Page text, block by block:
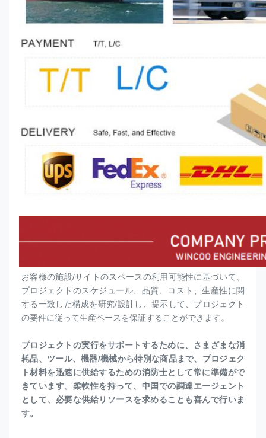
お客様の施設/サイトのスペースの利用可能性に基づいて、
プロジェクトのスケジュール、品質、コスト、生産性に関
する一致した構成を研究/設計し、提示して、プロジェクト
の要件に従って生産ペースを保証することができます。
プロジェクトの実行をサポートするために、さまざまな消
耗品、ツール、機器/機械から特別な商品まで、プロジェク
ト材料を迅速に供給するための消防士として常に準備がで
きています。柔軟性を持って、中国での調達エージェント
として、必要な供給リソースを求めることも喜んで行いま
す。